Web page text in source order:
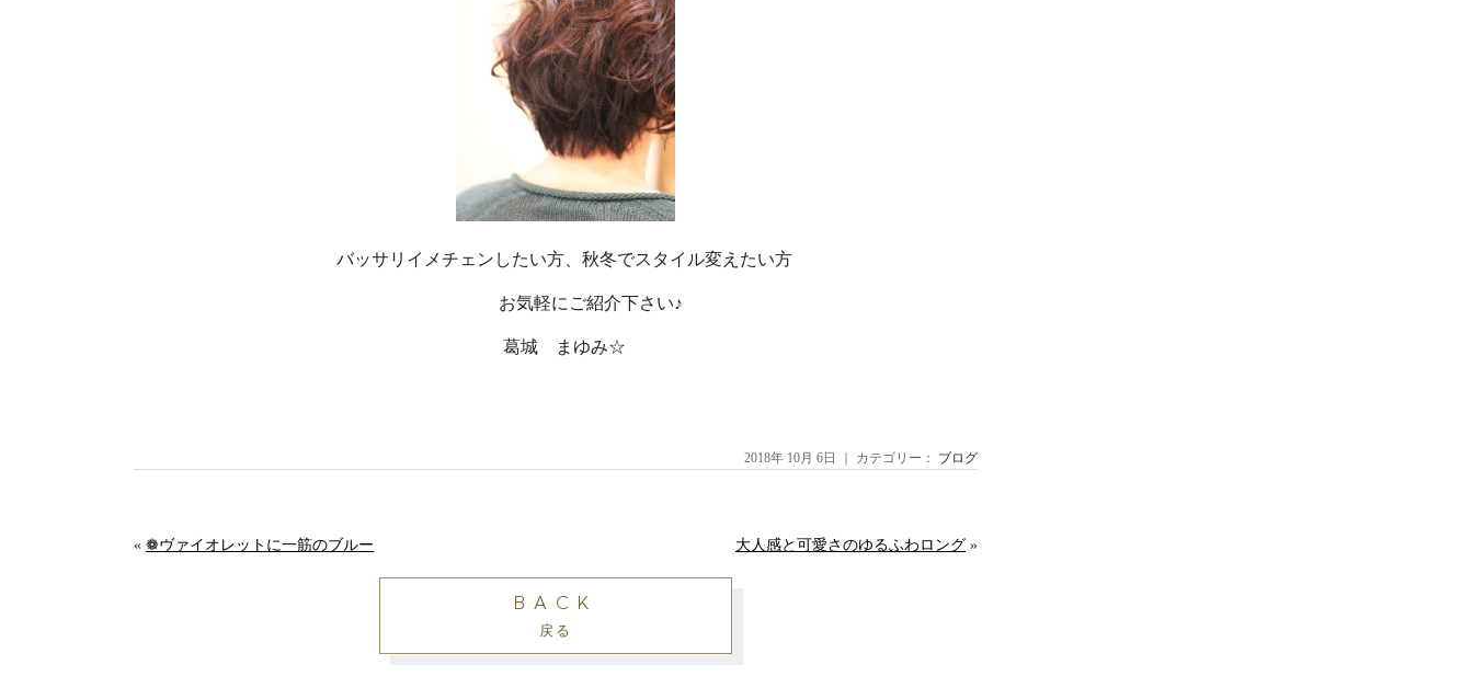
バッサリイメチェンしたい方、秋冬でスタイル変えたい方
お気軽にご紹介下さい♪
葛城 まゆみ☆
2018年 10月 6日 ｜ カテゴリー： ブログ
« ❁ヴァイオレットに一筋のブルー 大人感と可愛さのゆるふわロング »
BACK
戻る